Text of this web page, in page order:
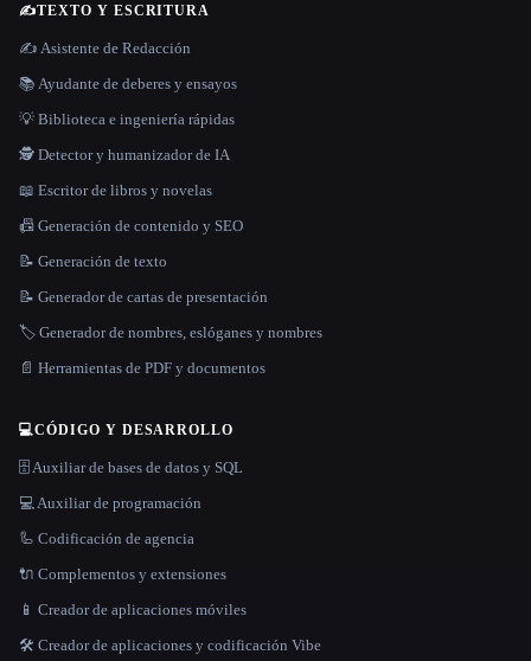
✍️TEXTO Y ESCRITURA
✍️ Asistente de Redacción
📚 Ayudante de deberes y ensayos
💡 Biblioteca e ingeniería rápidas
🕵️ Detector y humanizador de IA
📖 Escritor de libros y novelas
📠 Generación de contenido y SEO
📝 Generación de texto
📝 Generador de cartas de presentación
🏷️ Generador de nombres, eslóganes y nombres
📄 Herramientas de PDF y documentos
💻CÓDIGO Y DESARROLLO
🗄️ Auxiliar de bases de datos y SQL
💻 Auxiliar de programación
🦾 Codificación de agencia
🔌 Complementos y extensiones
📱 Creador de aplicaciones móviles
🛠️ Creador de aplicaciones y codificación Vibe